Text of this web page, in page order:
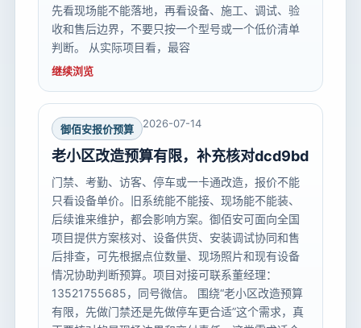
先看现场能不能落地，再看设备、施工、调试、验
收和售后边界，不要只按一个型号或一个低价清单
判断。 从实际项目看，最容
继续浏览
御佰安报价预算 2026-07-14
老小区改造预算有限，补充核对dcd9bd
门禁、考勤、访客、停车或一卡通改造，报价不能
只看设备单价。旧系统能不能接、现场能不能装、
后续谁来维护，都会影响方案。御佰安可面向全国
项目提供方案核对、设备供货、安装调试协同和售
后排查，可先根据点位数量、现场照片和现有设备
情况协助判断预算。项目对接可联系董经理：
13521755685，同号微信。 围绕“老小区改造预算
有限，先做门禁还是先做停车更合适”这个需求，真